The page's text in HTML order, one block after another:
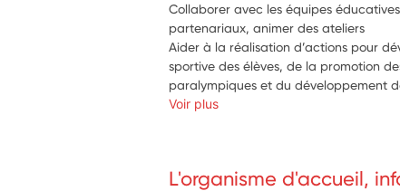
Collaborer avec les équipes
partenariaux, animer des ateliers
Aider à la réalisation d’actions pour
sportive des élèves, de la promotion
paralympiques et du développement
Voir plus
L'organisme d'accueil,